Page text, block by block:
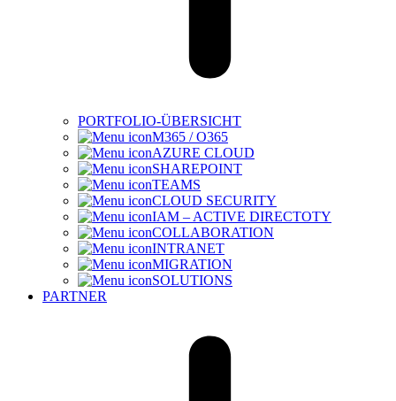
PORTFOLIO-ÜBERSICHT
M365 / O365
AZURE CLOUD
SHAREPOINT
TEAMS
CLOUD SECURITY
IAM – ACTIVE DIRECTOTY
COLLABORATION
INTRANET
MIGRATION
SOLUTIONS
PARTNER